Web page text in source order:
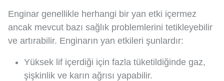
Enginar genellikle herhangi bir yan etki içermez
ancak mevcut bazı sağlık problemlerini tetikleyebilir
ve artırabilir. Enginarın yan etkileri şunlardır:
Yüksek lif içerdiği için fazla tüketildiğinde gaz,
şişkinlik ve karın ağrısı yapabilir.